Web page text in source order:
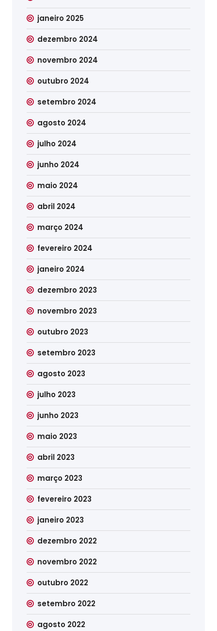
janeiro 2025
dezembro 2024
novembro 2024
outubro 2024
setembro 2024
agosto 2024
julho 2024
junho 2024
maio 2024
abril 2024
março 2024
fevereiro 2024
janeiro 2024
dezembro 2023
novembro 2023
outubro 2023
setembro 2023
agosto 2023
julho 2023
junho 2023
maio 2023
abril 2023
março 2023
fevereiro 2023
janeiro 2023
dezembro 2022
novembro 2022
outubro 2022
setembro 2022
agosto 2022